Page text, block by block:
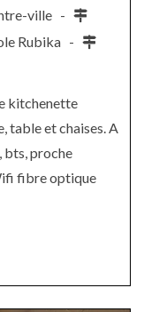
ville -
Rubika -
kitchenette
table et chaises. A
bts, proche
fibre optique